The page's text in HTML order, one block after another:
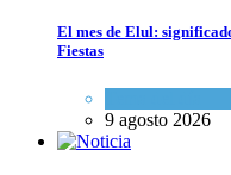
El mes de Elul:
Fiestas
9 agosto 2026